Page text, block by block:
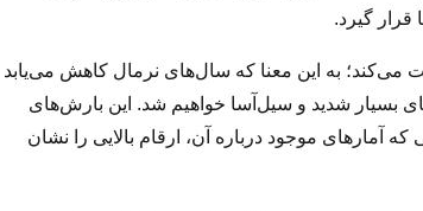
گیرد.
می‌کند؛ به این معنا که سال‌های نرمال کاهش می‌یابد
بسیار شدید و سیل‌آسا خواهیم شد. این بارش‌های
موجود درباره آن، ارقام بالایی را نشان